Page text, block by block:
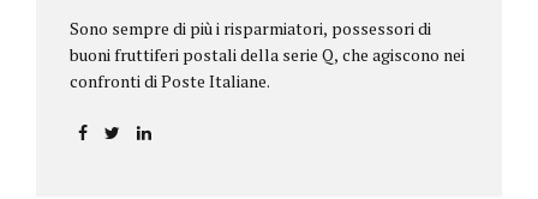
Sono sempre di più i risparmiatori, possessori di
buoni fruttiferi postali della serie Q, che agiscono nei
confronti di Poste Italiane.